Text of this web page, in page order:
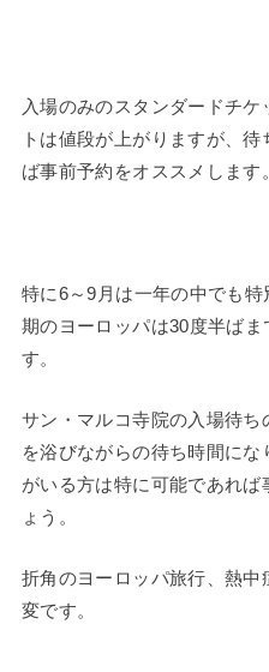
入場のみのスタンダードチ
トは値段が上がりますが、
ば事前予約をオススメします。
特に6～9月は一年の中でも
期のヨーロッパは30度半ば
す。
サン・マルコ寺院の入場待
を浴びながらの待ち時間に
がいる方は特に可能であれ
ょう。
折角のヨーロッパ旅行、熱
変です。